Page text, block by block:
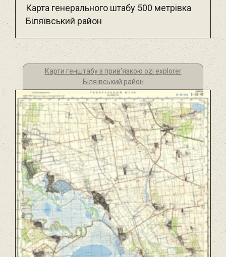
Карта генерального штабу 500 метрівка
Біляївський район
Карти генштабу з прив'язкою ozi explorer
Біляївський район